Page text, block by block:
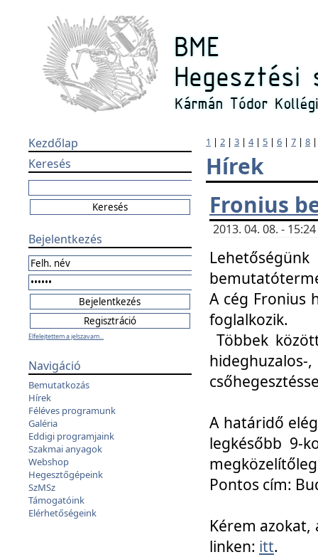
Kezdőlap
Keresés
Bejelentkezés
Elfelejtettem a jelszavam...
Navigáció
Bemutatkozás
Hírek
Féléves programunk
Galéria
Eddigi programjaink
Szakmai anyagok
Webshop
Hegesztőgépeink
SzMSz
Támogatóink
Elérhetőségeink
1 | 2 | 3 | 4| 5 | 6 | 7 | 8
Hírek
Fronius
2013. 04. 08. -
A cég Fronius
foglalkozik.
Többek
A határidő
legkésőbb 9-
Pontos cím:
Kérem azokat,
linken: itt.